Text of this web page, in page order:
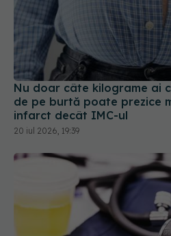
Nu doar câte kilograme ai
de pe burtă poate prezice
infarct decât IMC-ul
20 iul 2026, 19:39